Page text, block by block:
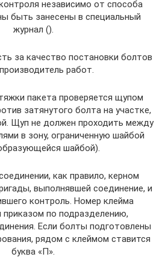
независимо от способа
быть занесены в специальный
журнал ().
за качество постановки болтов
работ.
пакета проверяется щупом
затянутого болта на участке,
Щуп не должен проходить между
в зону, ограниченную шайбой
шайбой).
как правило, керном
выполнявшей соединение, и
контроль. Номер клейма
приказом по подразделению,
Если болты подготовлены
рядом с клеймом ставится
буква «П».